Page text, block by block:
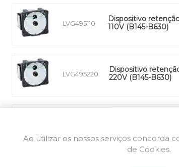
LVG495110
Dispositivo
110V (B145-B630)
LVG495220
Dispositivo
220V (B145-B630)
Ao utilizar os nossos serviços concorda
de Cookies.